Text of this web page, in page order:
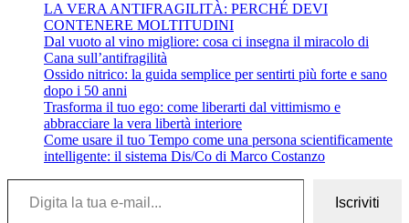
LA VERA ANTIFRAGILITÀ: PERCHÉ DEVI
CONTENERE MOLTITUDINI
Dal vuoto al vino migliore: cosa ci insegna il miracolo di
Cana sull’antifragilità
Ossido nitrico: la guida semplice per sentirti più forte e sano
dopo i 50 anni
Trasforma il tuo ego: come liberarti dal vittimismo e
abbracciare la vera libertà interiore
Come usare il tuo Tempo come una persona scientificamente
intelligente: il sistema Dis/Co di Marco Costanzo
Digita la tua e-mail...
Iscriviti